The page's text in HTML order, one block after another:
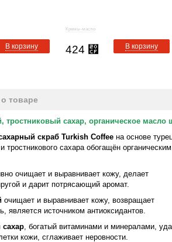
В корзину
Кремы-масло
424 ⃏ В корзину
товаре
тростниковый сахар, органическое масло
скраб Turkish Coffee на основе
тростникового сахара обогащён органическим
очищает и выравнивает кожу, делает
и дарит потрясающий аромат.
очищает и выравнивает кожу, возвращает
является источником антиоксидантов.
, богатый витаминами и минералами,
кожи, сглаживает неровности.